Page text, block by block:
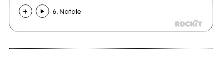
6. Natale